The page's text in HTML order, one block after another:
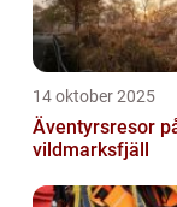
14 oktober 2025
Äventyrsresor
vildmarksfjäll